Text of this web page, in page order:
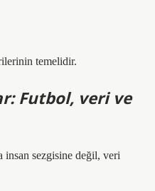
temelidir.
Futbol, veri ve
insan sezgisine değil, veri